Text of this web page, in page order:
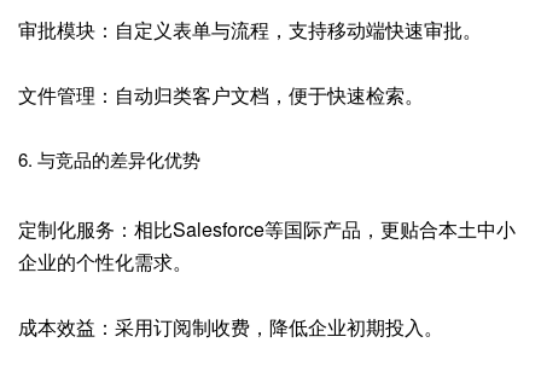
审批模块：自定义表单与流程，支持移动端快速审批。
文件管理：自动归类客户文档，便于快速检索。
6. 与竞品的差异化优势
定制化服务：相比Salesforce等国际产品，更贴合本土中小
企业的个性化需求。
成本效益：采用订阅制收费，降低企业初期投入。